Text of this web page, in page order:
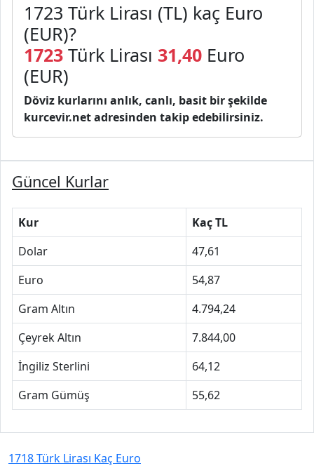
1723 Türk Lirası (TL) kaç Euro
(EUR)?
1723 Türk Lirası 31,40 Euro
(EUR)
Döviz kurlarını anlık, canlı, basit bir şekilde
kurcevir.net adresinden takip edebilirsiniz.
Güncel Kurlar
Kur
Kaç TL
Dolar
47,61
Euro
54,87
Gram Altın
4.794,24
Çeyrek Altın
7.844,00
İngiliz Sterlini
64,12
Gram Gümüş
55,62
1718 Türk Lirası Kaç Euro